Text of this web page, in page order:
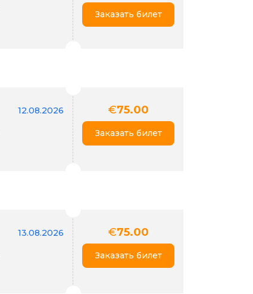
Заказать билет
12.08.2026 €75.00
Заказать билет
13.08.2026 €75.00
Заказать билет